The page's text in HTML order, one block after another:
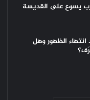
يسوع على القديسة
انتهاء الظهور وهل